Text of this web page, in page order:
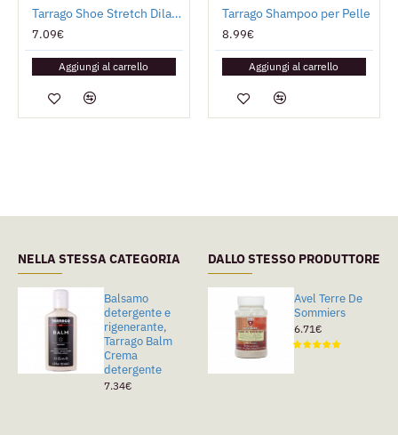
Tarrago Shoe Stretch Dilatatore
7.09€
Aggiungi al carrello
Tarrago Shampoo per Pelle
8.99€
Aggiungi al carrello
NELLA STESSA CATEGORIA
Balsamo
detergente e
rigenerante,
Tarrago Balm
Crema
detergente
7.34€
Tarrago Cleaner
Smacchiatore
Universale
5.89€
DALLO STESSO PRODUTTORE
Avel Terre De
Sommiers
6.71€